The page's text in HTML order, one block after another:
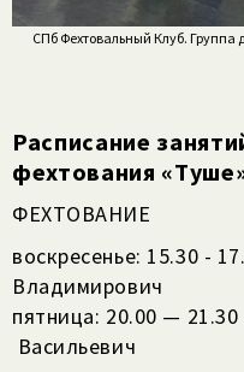
СПб Фехтовальный Клуб. Группа
Расписание
фехтования
ФЕХТОВАНИЕ
воскресенье: 15.30 -
Владимирович
пятница: 20.00 —
Васильевич